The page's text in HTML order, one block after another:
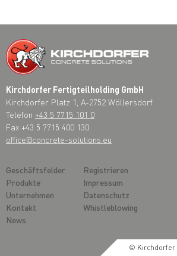
Kirchdorfer Fertigteilholding GmbH
Kirchdorfer Platz 1, A-2752 Wöllersdorf
Telefon +43 5 7715 101 0
Fax +43 5 7715 400 130
office@concrete-solutions.eu
Geschäftsfelder
Produkte
Unternehmen
Kontakt
News
Registrieren
Impressum
Datenschutz
Whistleblowing
© Kirchdorfer